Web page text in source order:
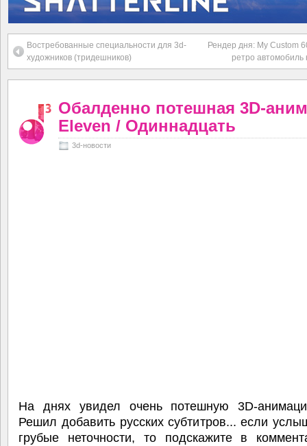
Востребованные специальности для 3d-
художников (тридешников)
Рендер дня: My Custom
ретро
Обалденно потешная 3D-
Eleven / Одиннадцать
3d-новости
На днях увидел очень потешную 3D-
Решил добавить русских субтитров... если
грубые неточности, то подскажите в